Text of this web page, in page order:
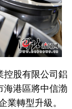
股有限公司鋁
海港區將中信渤
業轉型升級。